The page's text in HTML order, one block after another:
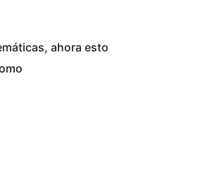
ahora esto